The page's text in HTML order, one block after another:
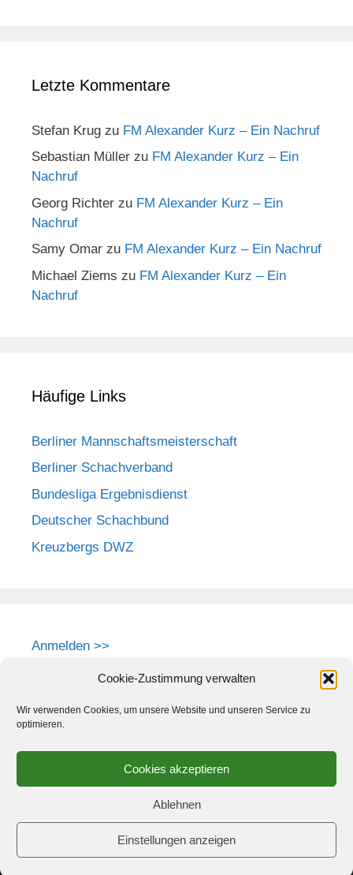
Cookie-Zustimmung verwalten
Wir verwenden Cookies, um unsere Website und unseren Service zu
optimieren.
Cookies akzeptieren
Ablehnen
Einstellungen anzeigen
Letzte Kommentare
Stefan Krug zu FM Alexander Kurz – Ein Nachruf
Sebastian Müller zu FM Alexander Kurz – Ein
Nachruf
Georg Richter zu FM Alexander Kurz – Ein
Nachruf
Samy Omar zu FM Alexander Kurz – Ein Nachruf
Michael Ziems zu FM Alexander Kurz – Ein
Nachruf
Häufige Links
Berliner Mannschaftsmeisterschaft
Berliner Schachverband
Bundesliga Ergebnisdienst
Deutscher Schachbund
Kreuzbergs DWZ
Anmelden >>
© 2026 Schach-Club Kreuzberg e.V. GeneratePress